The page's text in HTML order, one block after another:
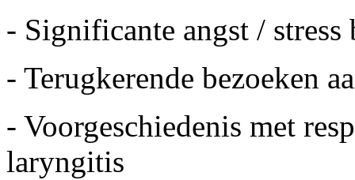
- Significante angst / stress
- Terugkerende bezoeken
- Voorgeschiedenis met
laryngitis